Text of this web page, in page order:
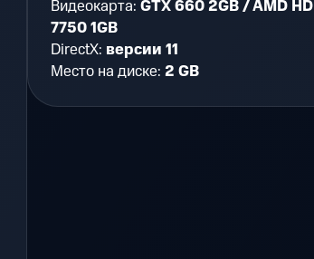
Видеокарта:GTX 660 2GB / AMD HD
7750 1GB
DirectX: версии 11
Место на диске:2 GB